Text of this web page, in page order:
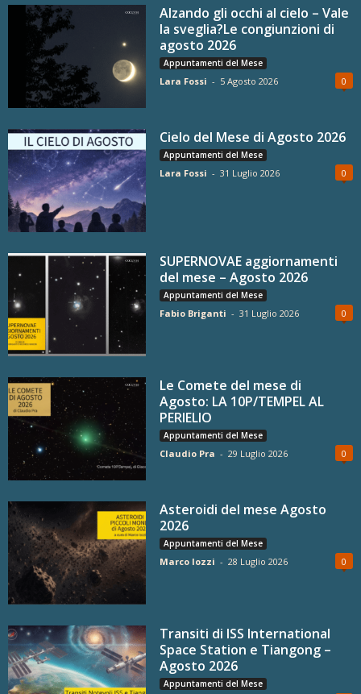
Alzando gli occhi al cielo – Vale
la sveglia?Le congiunzioni di
agosto 2026
Appuntamenti del Mese
Lara Fossi - 5 Agosto 2026 0
Cielo del Mese di Agosto 2026
Appuntamenti del Mese
Lara Fossi - 31 Luglio 2026 0
SUPERNOVAE aggiornamenti
del mese – Agosto 2026
Appuntamenti del Mese
Fabio Briganti - 31 Luglio 2026 0
Le Comete del mese di
Agosto: LA 10P/TEMPEL AL
PERIELIO
Appuntamenti del Mese
Claudio Pra - 29 Luglio 2026 0
Asteroidi del mese Agosto
2026
Appuntamenti del Mese
Marco Iozzi - 28 Luglio 2026 0
Transiti di ISS International
Space Station e Tiangong –
Agosto 2026
Appuntamenti del Mese